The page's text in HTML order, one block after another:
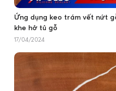
Ứng dụng keo trám vết nứt
khe hở tủ gỗ
17/04/2024